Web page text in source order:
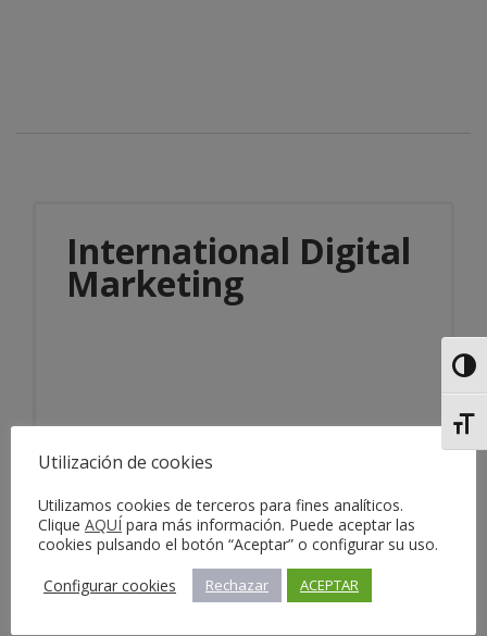
International Digital
Marketing
Información del servicio
Utilización de cookies
Utilizamos cookies de terceros para fines analíticos.
Clique AQUÍ para más información. Puede aceptar las
cookies pulsando el botón “Aceptar” o configurar su uso.
Configurar cookies
Rechazar ACEPTAR